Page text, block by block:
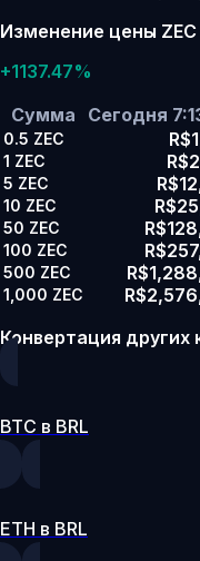
Изменение цены ZEC
+1137.47%
Сумма
Сегодня
0.5 ZEC
1 ZEC
5 ZEC
10 ZEC
50 ZEC
100 ZEC
500 ZEC
1,000 ZEC
Конвертация других
BTC в BRL
ETH в BRL